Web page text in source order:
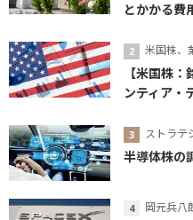
とかかる費
米国株、
【米国株
ンティア・
ストラテ
半導体株の
岡元兵八